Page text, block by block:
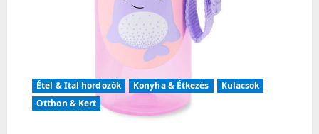
Étel & Ital hordozók Konyha & Étkezés
Kulacsok
Otthon & Kert